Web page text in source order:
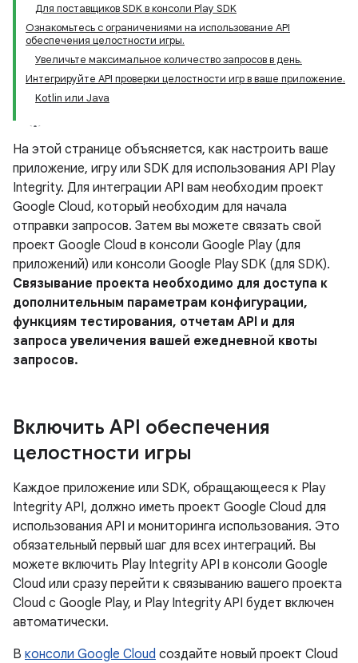
Для поставщиков SDK в консоли Play SDK
Ознакомьтесь с ограничениями на использование API
обеспечения целостности игры.
Увеличьте максимальное количество запросов в день.
Интегрируйте API проверки целостности игр в ваше приложение.
Kotlin или Java
На этой странице объясняется, как настроить ваше
приложение, игру или SDK для использования API Play
Integrity. Для интеграции API вам необходим проект
Google Cloud, который необходим для начала
отправки запросов. Затем вы можете связать свой
проект Google Cloud в консоли Google Play (для
приложений) или консоли Google Play SDK (для SDK).
Связывание проекта необходимо для доступа к
дополнительным параметрам конфигурации,
функциям тестирования, отчетам API и для
запроса увеличения вашей ежедневной квоты
запросов.
Включить API обеспечения
целостности игры
Каждое приложение или SDK, обращающееся к Play
Integrity API, должно иметь проект Google Cloud для
использования API и мониторинга использования. Это
обязательный первый шаг для всех интеграций. Вы
можете включить Play Integrity API в консоли Google
Cloud или сразу перейти к связыванию вашего проекта
Cloud с Google Play, и Play Integrity API будет включен
автоматически.
В консоли Google Cloud создайте новый проект Cloud